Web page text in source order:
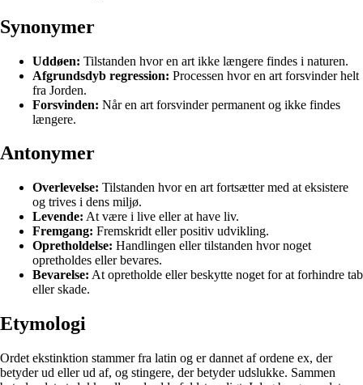
Synonymer
Uddøen: Tilstanden hvor en art ikke længere findes i naturen.
Afgrundsdyb regression: Processen hvor en art forsvinder helt
fra Jorden.
Forsvinden: Når en art forsvinder permanent og ikke findes
længere.
Antonymer
Overlevelse: Tilstanden hvor en art fortsætter med at eksistere
og trives i dens miljø.
Levende: At være i live eller at have liv.
Fremgang: Fremskridt eller positiv udvikling.
Opretholdelse: Handlingen eller tilstanden hvor noget
opretholdes eller bevares.
Bevarelse: At opretholde eller beskytte noget for at forhindre tab
eller skade.
Etymologi
Ordet ekstinktion stammer fra latin og er dannet af ordene ex, der
betyder ud eller ud af, og stingere, der betyder udslukke. Sammen